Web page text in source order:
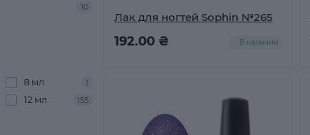
10
8 мл 1
12 мл 155
Лак для ногтей Sophin №265
192.00 ₴ В наличии